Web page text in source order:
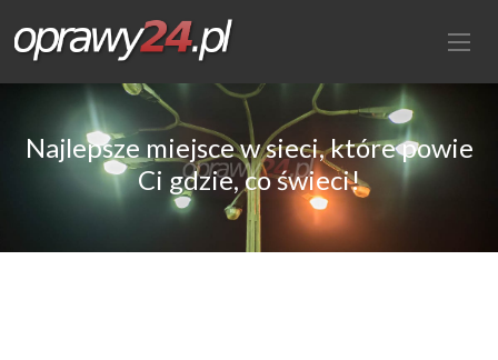
Najlepsze miejsce w sieci, które powie
Ci gdzie, co świeci!